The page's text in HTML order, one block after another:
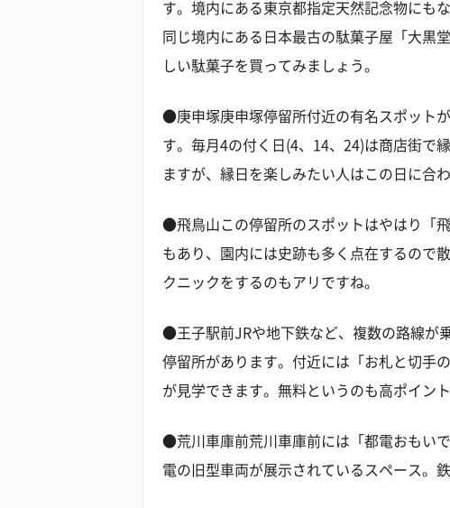
す。境内にある東京都指定天然記念物にも
同じ境内にある日本最古の駄菓子屋「大黒
しい駄菓子を買ってみましょう。
●庚申塚庚申塚停留所付近の有名スポット
す。毎月4の付く日(4、14、24)は商店街で
ますが、縁日を楽しみたい人はこの日に合
●飛鳥山この停留所のスポットはやはり「
もあり、園内には史跡も多く点在するので
クニックをするのもアリですね。
●王子駅前JRや地下鉄など、複数の路線が
停留所があります。付近には「お札と切手
が見学できます。無料というのも高ポイント
●荒川車庫前荒川車庫前には「都電おもい
電の旧型車両が展示されているスペース。